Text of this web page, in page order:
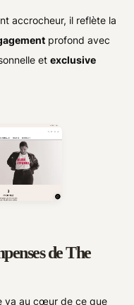
accrocheur, il reflète la
profond avec
etexclusive
de The
va au cœur de ce que